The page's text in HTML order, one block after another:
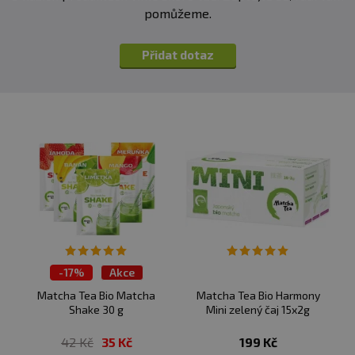
Heřmánek bio;
- ovocný čaj s kořením: jablka bio 30
%, šípek bio, citronová kůra bio, citron kousky bio,
pomeranč kousky bio, skořice Cassia bio 6 %,
bio 30 %, kmín bio 20 %, meduňka bio;
Chvilka relaxace- bylinná směs s kořením: meduňka
bio 32 %, levandule bio 22 %, šalvěj bio, fenykl bio 11 %,
petržel nať bio, měsíček květ bio;
Rooibos bio;
Kouzlo krbu
- aromatizovaný ovocný čaj s kořením:
skořice bio 9 %, éterické oleje bio (pomeranč, vanilka);
Zase dobře!Knedlík v krku - bylinná směs: lípa květ bio,
černý bez květ bio, šípek bio, jitrocel bio, sléz bio;
pomůžeme.
Přidat dotaz
-17%
Akce
Matcha Tea Bio Matcha
Shake 30 g
42 Kč 35 Kč
Matcha Tea Bio Harmony
Mini zelený čaj 15x2g
199 Kč